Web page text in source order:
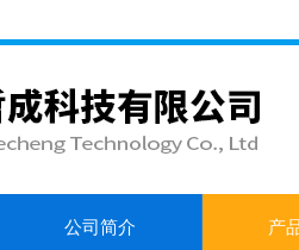
公司简介 产